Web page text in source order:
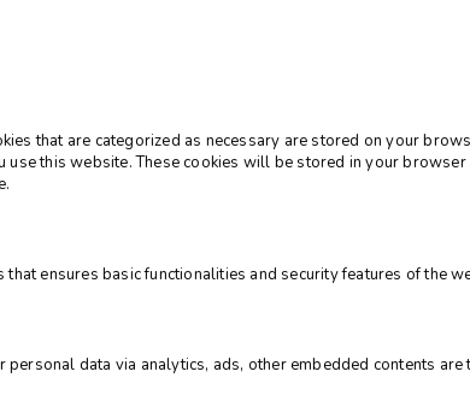
that are categorized as necessary are stored on your
this website. These cookies will be stored in your
ensures basic functionalities and security features of the
data via analytics, ads, other embedded contents are